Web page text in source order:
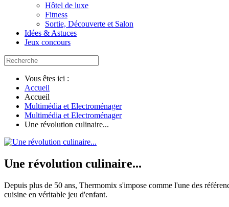
Hôtel de luxe
Fitness
Sortie, Découverte et Salon
Idées & Astuces
Jeux concours
Vous êtes ici :
Accueil
Accueil
Multimédia et Electroménager
Multimédia et Electroménager
Une révolution culinaire...
Une révolution culinaire...
Depuis plus de 50 ans, Thermomix s'impose comme l'une des
cuisine en véritable jeu d'enfant.